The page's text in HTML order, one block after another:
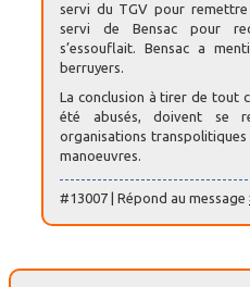
servi du TGV pour remettre
servi de Bensac pour
s’essouflait. Bensac a
berruyers.
La conclusion à tirer de tout
été abusés, doivent se
organisations
manoeuvres.
#13007 | Répond au message